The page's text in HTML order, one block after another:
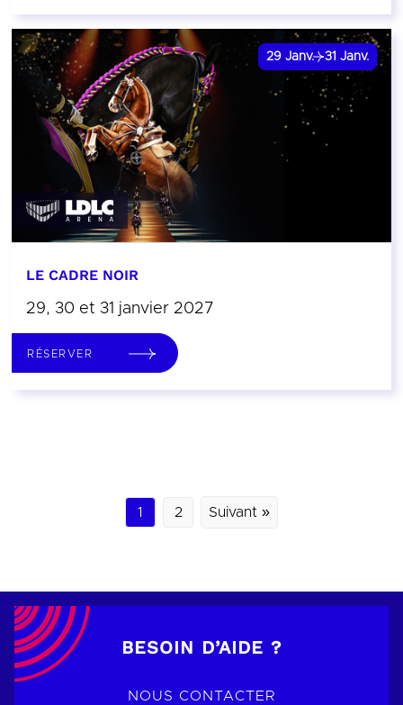
29 Janv. 31 Janv.
LE CADRE NOIR
29, 30 et 31 janvier 2027
RÉSERVER
1 2 Suivant »
BESOIN D’AIDE ?
NOUS CONTACTER